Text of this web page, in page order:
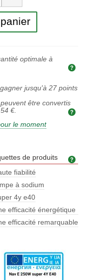
optimale à
jusqu'à 27 points
être convertis
€.
le moment
de produits
fiabilité
à sodium
4y e40
efficacité énergétique
efficacité remarquable